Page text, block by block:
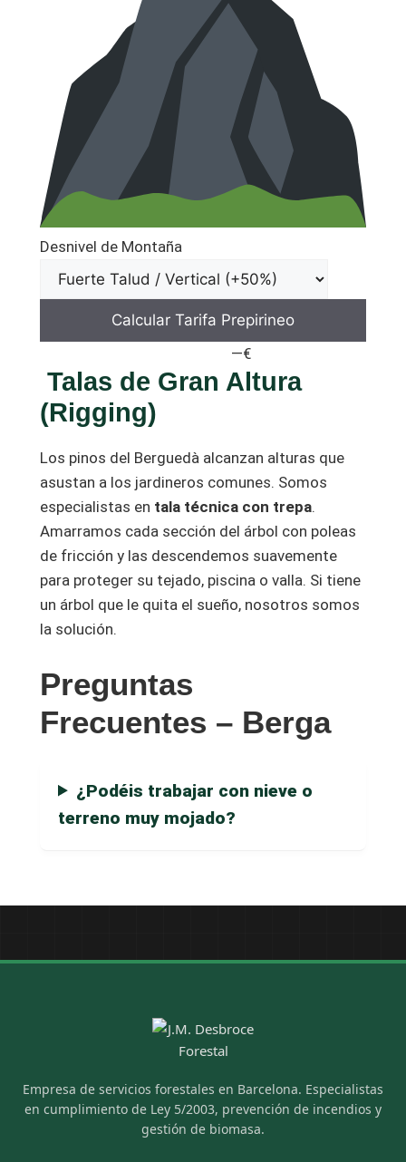
Desnivel de Montaña
Calcular Tarifa Prepirineo
—€
Talas de Gran Altura
(Rigging)
Los pinos del Berguedà alcanzan alturas que
asustan a los jardineros comunes. Somos
especialistas en tala técnica con trepa.
Amarramos cada sección del árbol con poleas
de fricción y las descendemos suavemente
para proteger su tejado, piscina o valla. Si tiene
un árbol que le quita el sueño, nosotros somos
la solución.
Preguntas
Frecuentes – Berga
¿Podéis trabajar con nieve o
terreno muy mojado?
Empresa de servicios forestales en Barcelona. Especialistas
en cumplimiento de Ley 5/2003, prevención de incendios y
gestión de biomasa.